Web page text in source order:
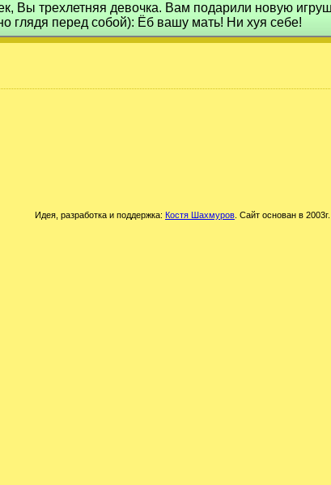
Вы трехлетняя девочка. Вам подарили новую
глядя перед собой): Ёб вашу мать! Ни хуя себе!
Идея, разработка и поддержка: Костя Шахмуров . Сайт основан в